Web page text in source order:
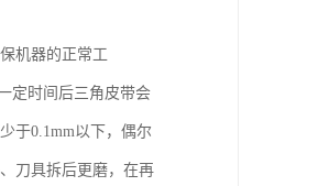
机器的正常工
定时间后三角皮带会
于0.1mm以下，偶尔
刀具拆后更磨，在再